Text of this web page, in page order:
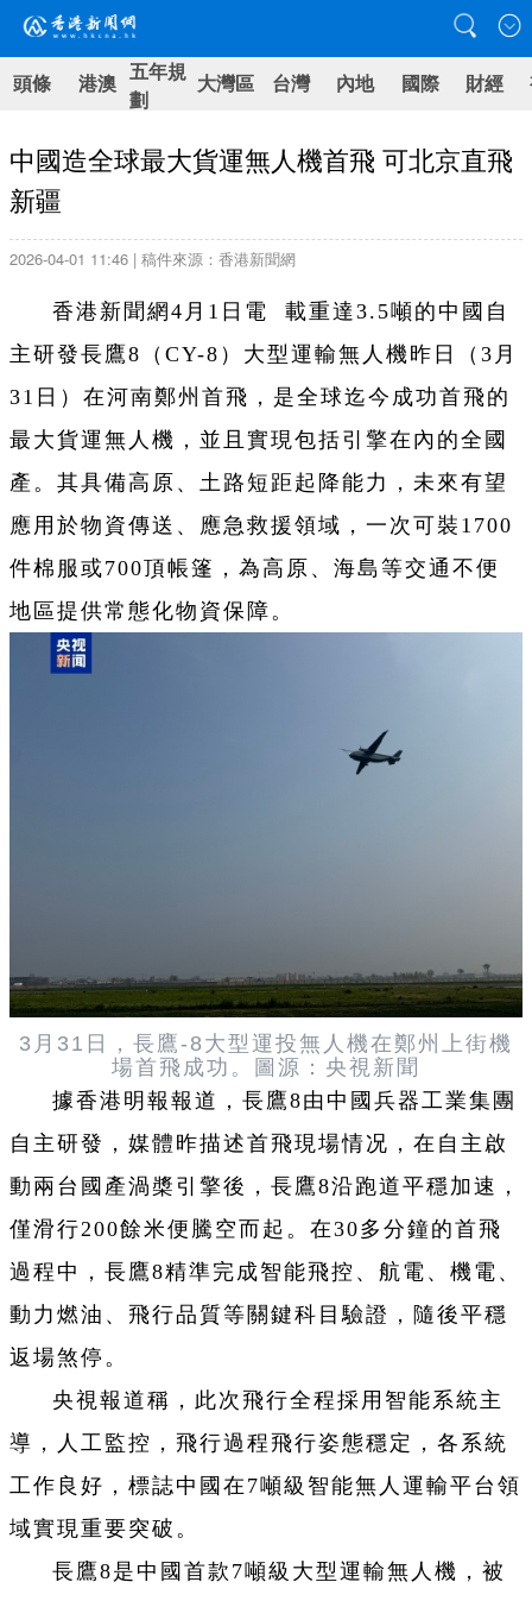
頭條 港澳 五年規
劃
大灣區 台灣 內地 國際 財經
中國造全球最大貨運無人機首飛 可北京直飛
新疆
2026-04-01 11:46 | 稿件來源：香港新聞網
香港新聞網4月1日電 載重達3.5噸的中國自
主研發長鷹8（CY-8）大型運輸無人機昨日（3月
31日）在河南鄭州首飛，是全球迄今成功首飛的
最大貨運無人機，並且實現包括引擎在內的全國
產。其具備高原、土路短距起降能力，未來有望
應用於物資傳送、應急救援領域，一次可裝1700
件棉服或700頂帳篷，為高原、海島等交通不便
地區提供常態化物資保障。
3月31日，長鷹-8大型運投無人機在鄭州上街機
場首飛成功。圖源：央視新聞
據香港明報報道，長鷹8由中國兵器工業集團
自主研發，媒體昨描述首飛現場情况，在自主啟
動兩台國產渦槳引擎後，長鷹8沿跑道平穩加速，
僅滑行200餘米便騰空而起。在30多分鐘的首飛
過程中，長鷹8精準完成智能飛控、航電、機電、
動力燃油、飛行品質等關鍵科目驗證，隨後平穩
返場煞停。
央視報道稱，此次飛行全程採用智能系統主
導，人工監控，飛行過程飛行姿態穩定，各系統
工作良好，標誌中國在7噸級智能無人運輸平台領
域實現重要突破。
長鷹8是中國首款7噸級大型運輸無人機，被